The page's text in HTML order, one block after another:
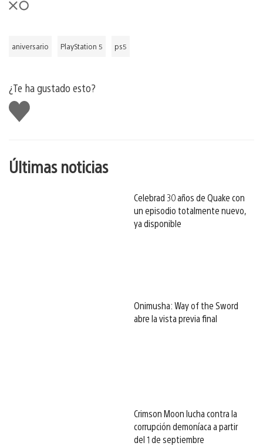
aniversario PlayStation 5 ps5
¿Te ha gustado esto?
Me
gusta
esto
Últimas noticias
Celebrad 30 años de Quake con
un episodio totalmente nuevo,
ya disponible
Onimusha: Way of the Sword
abre la vista previa final
Crimson Moon lucha contra la
corrupción demoníaca a partir
del 1 de septiembre